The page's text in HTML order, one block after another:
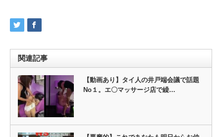
関連記事
【動画あり】タイ人の井戸端会議で話題
No１。エ〇マッサージ店で繰…